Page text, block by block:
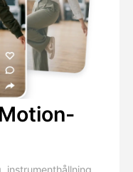
instrumenthållning